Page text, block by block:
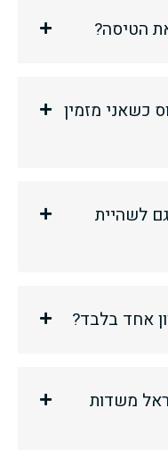
הטיסה?
כשאני מזמין
לשהיית
אחד בלבד?
משדות